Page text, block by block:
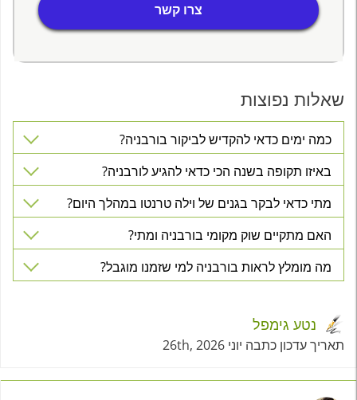
צרו קשר
שאלות נפוצות
כמה ימים כדאי להקדיש לביקור בורבניה?
באיזו תקופה בשנה הכי כדאי להגיע לורבניה?
מתי כדאי לבקר בגנים של וילה טרנטו במהלך היום?
האם מתקיים שוק מקומי בורבניה ומתי?
מה מומלץ לראות בורבניה למי שזמנו מוגבל?
נטע גימפל
תאריך עדכון כתבה יוני 26th, 2026